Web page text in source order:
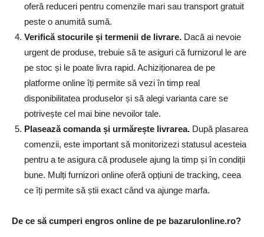
oferă reduceri pentru comenzile mari sau transport gratuit
peste o anumită sumă.
Verifică stocurile și termenii de livrare. Dacă ai nevoie
urgent de produse, trebuie să te asiguri că furnizorul le are
pe stoc și le poate livra rapid. Achiziționarea de pe
platforme online îți permite să vezi în timp real
disponibilitatea produselor și să alegi varianta care se
potrivește cel mai bine nevoilor tale.
Plasează comanda și urmărește livrarea. După plasarea
comenzii, este important să monitorizezi statusul acesteia
pentru a te asigura că produsele ajung la timp și în condiții
bune. Mulți furnizori online oferă opțiuni de tracking, ceea
ce îți permite să știi exact când va ajunge marfa.
De ce să cumperi engros online de pe bazarulonline.ro?